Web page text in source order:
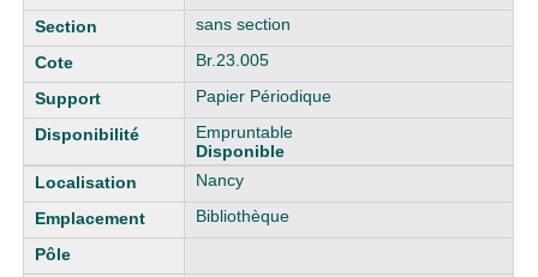
sans section
Br.23.005
Papier Périodique
Empruntable
Disponible
Nancy
Bibliothèque